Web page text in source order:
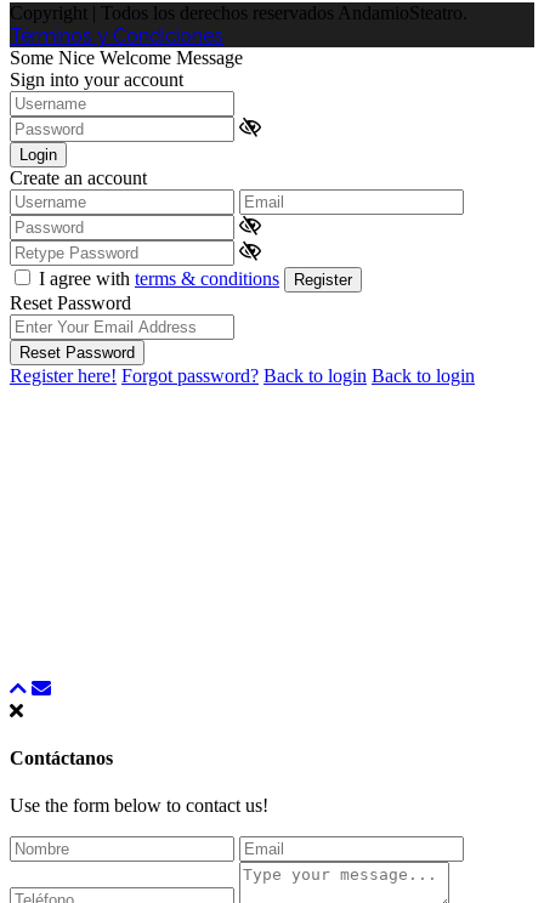
Copyright | Todos los derechos reservados AndamioSteatro.
Términos y Condiciones
Some Nice Welcome Message
Sign into your account
Login
Create an account
I agree with terms & conditions Register
Reset Password
Reset Password
Register here! Forgot password? Back to login Back to login
Contáctanos
Use the form below to contact us!